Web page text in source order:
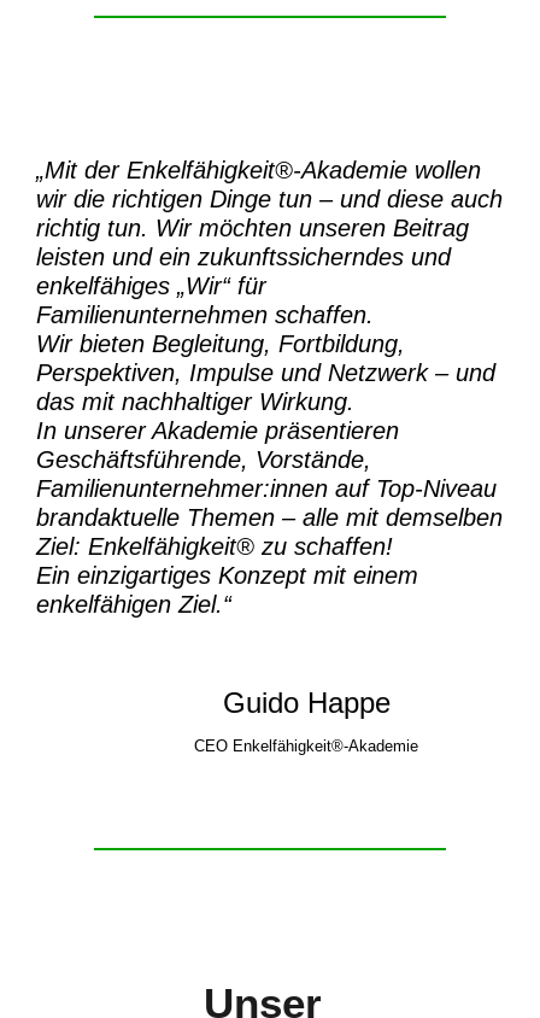
„Mit der Enkelfähigkeit®-Akademiewollen
wir die richtigen Dinge tun – und diese auch
richtig tun. Wir möchten unseren Beitrag
leisten und ein zukunftssicherndes und
enkelfähiges „Wir“ für
Familienunternehmen schaffen.
Wir bieten Begleitung, Fortbildung,
Perspektiven, Impulse und Netzwerk – und
das mit nachhaltiger Wirkung.
In unserer Akademie präsentieren
Geschäftsführende, Vorstände,
Familienunternehmer:innen auf Top-Niveau
brandaktuelle Themen – alle mit demselben
Ziel: Enkelfähigkeit® zu schaffen!
Ein einzigartiges Konzept mit einem
enkelfähigen Ziel.“
Guido Happe
CEO Enkelfähigkeit®-Akademie
Unser